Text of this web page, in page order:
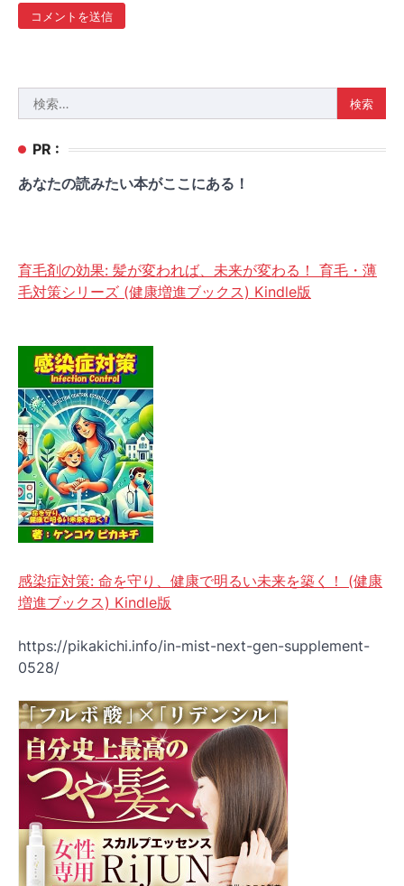
索:
PR :
あなたの読みたい本がここにある！
育毛剤の効果: 髪が変われば、未来が変わる！ 育毛・薄
毛対策シリーズ (健康増進ブックス) Kindle版
感染症対策: 命を守り、健康で明るい未来を築く！ (健康
増進ブックス) Kindle版
https://pikakichi.info/in-mist-next-gen-supplement-
0528/